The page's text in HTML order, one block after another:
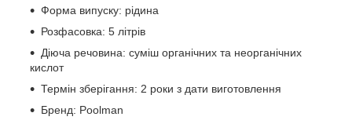
Форма випуску: рідина
Розфасовка: 5 літрів
Діюча речовина: суміш органічних та неорганічних
кислот
Термін зберігання: 2 роки з дати виготовлення
Бренд: Poolman